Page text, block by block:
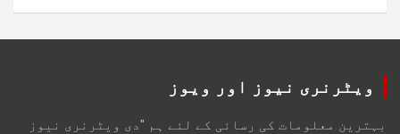
ویٹرنری نیوز اور ویوز
بہترین معلومات کی رسائی کے لئے ہم "دی ویٹرنری نیوز